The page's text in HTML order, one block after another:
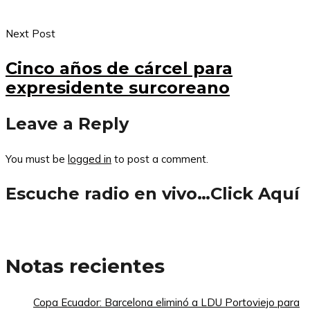
Next Post
Cinco años de cárcel para
expresidente surcoreano
Leave a Reply
You must be logged in to post a comment.
Escuche radio en vivo…Click Aquí
Notas recientes
Copa Ecuador: Barcelona eliminó a LDU Portoviejo para